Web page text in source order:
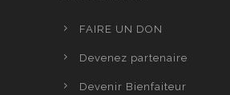
FAIRE UN DON
Devenez partenaire
Devenir Bienfaiteur